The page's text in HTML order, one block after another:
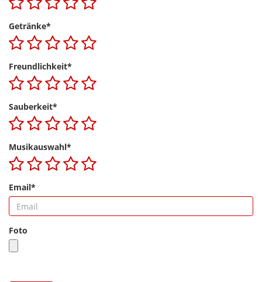
Getränke*
Freundlichkeit*
Sauberkeit*
Musikauswahl*
Email*
Foto